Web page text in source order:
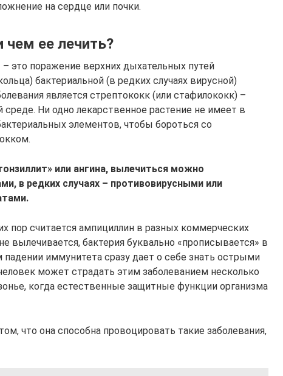
на сердце или почки.
чем ее лечить?
– это поражение верхних дыхательных путей
бактериальной (в редких случаях вирусной)
является стрептококк (или стафилококк) –
среде. Ни одно лекарственное растение не имеет в
элементов, чтобы бороться со
или ангина, вылечиться можно
в редких случаях – противовирусными или
пор считается ампициллин в разных коммерческих
вылечивается, бактерия буквально «прописывается» в
иммунитета сразу дает о себе знать острыми
может страдать этим заболеванием несколько
когда естественные защитные функции организма
что она способна провоцировать такие заболевания,